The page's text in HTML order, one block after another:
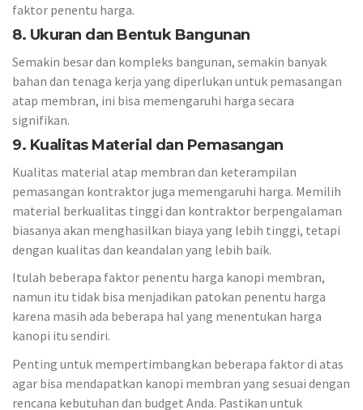
faktor penentu harga.
8. Ukuran dan Bentuk Bangunan
Semakin besar dan kompleks bangunan, semakin banyak
bahan dan tenaga kerja yang diperlukan untuk pemasangan
atap membran, ini bisa memengaruhi harga secara
signifikan.
9. Kualitas Material dan Pemasangan
Kualitas material atap membran dan keterampilan
pemasangan kontraktor juga memengaruhi harga. Memilih
material berkualitas tinggi dan kontraktor berpengalaman
biasanya akan menghasilkan biaya yang lebih tinggi, tetapi
dengan kualitas dan keandalan yang lebih baik.
Itulah beberapa faktor penentu harga kanopi membran,
namun itu tidak bisa menjadikan patokan penentu harga
karena masih ada beberapa hal yang menentukan harga
kanopi itu sendiri.
Penting untuk mempertimbangkan beberapa faktor di atas
agar bisa mendapatkan kanopi membran yang sesuai dengan
rencana kebutuhan dan budget Anda. Pastikan untuk